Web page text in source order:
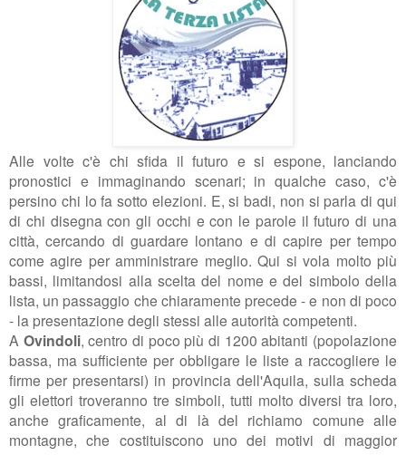
Alle volte c'è chi sfida il futuro e si espone, lanciando
pronostici e immaginando scenari; in qualche caso, c'è
persino chi lo fa sotto elezioni. E, si badi, non si parla di qui
di chi disegna con gli occhi e con le parole il futuro di una
città, cercando di guardare lontano e di capire per tempo
come agire per amministrare meglio. Qui si vola molto più
bassi, limitandosi alla scelta del nome e del simbolo della
lista, un passaggio che chiaramente precede - e non di poco
- la presentazione degli stessi alle autorità competenti.
A Ovindoli, centro di poco più di 1200 abitanti (popolazione
bassa, ma sufficiente per obbligare le liste a raccogliere le
firme per presentarsi) in provincia dell'Aquila, sulla scheda
gli elettori troveranno tre simboli, tutti molto diversi tra loro,
anche graficamente, al di là del richiamo comune alle
montagne, che costituiscono uno dei motivi di maggior